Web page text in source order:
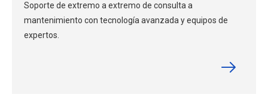
Soporte de extremo a extremo de consulta a
mantenimiento con tecnología avanzada y equipos de
expertos.